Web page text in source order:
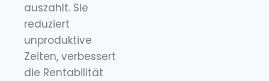
auszahlt. Sie
reduziert
unproduktive
Zeiten, verbessert
die Rentabilität